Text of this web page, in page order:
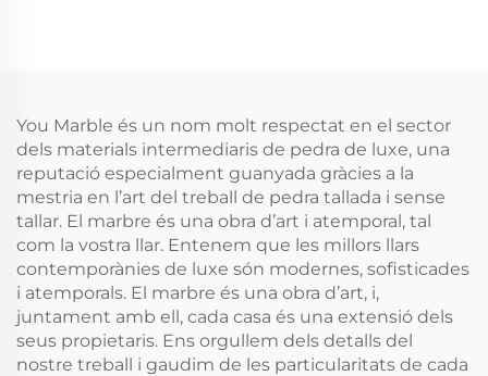
You Marble és un nom molt respectat en el sector
dels materials intermediaris de pedra de luxe, una
reputació especialment guanyada gràcies a la
mestria en l’art del treball de pedra tallada i sense
tallar. El marbre és una obra d’art i atemporal, tal
com la vostra llar. Entenem que les millors llars
contemporànies de luxe són modernes, sofisticades
i atemporals. El marbre és una obra d’art, i,
juntament amb ell, cada casa és una extensió dels
seus propietaris. Ens orgullem dels detalls del
nostre treball i gaudim de les particularitats de cada